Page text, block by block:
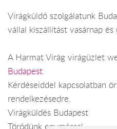
Virágküldő szolgálatunk
vállal kiszállítást vasárnap
A Harmat Virág virágüzlet
Budapest
Kérdéseiddel kapcsolatban
rendelkezésedre.
Virágküldés Budapest
Törődünk egymással